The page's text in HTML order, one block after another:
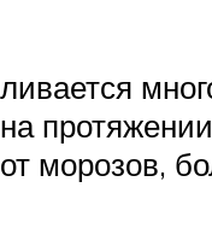
морозов,